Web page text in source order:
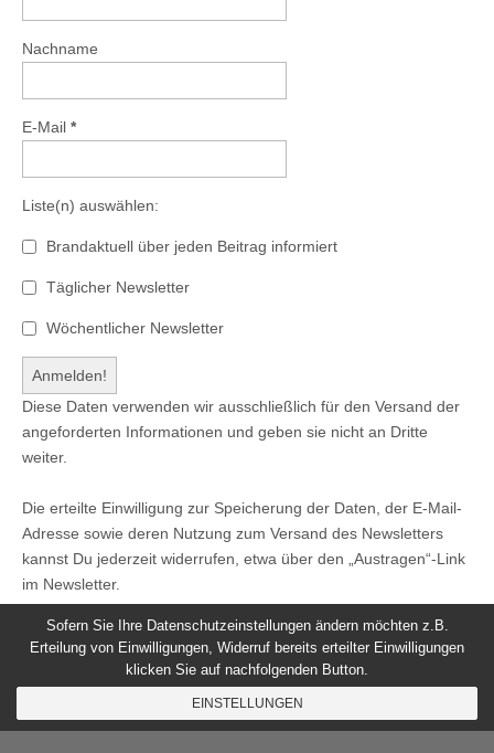
Nachname
E-Mail *
Liste(n) auswählen:
Brandaktuell über jeden Beitrag informiert
Täglicher Newsletter
Wöchentlicher Newsletter
Diese Daten verwenden wir ausschließlich für den Versand der
angeforderten Informationen und geben sie nicht an Dritte
weiter.
Die erteilte Einwilligung zur Speicherung der Daten, der E-Mail-
Adresse sowie deren Nutzung zum Versand des Newsletters
kannst Du jederzeit widerrufen, etwa über den „Austragen“-Link
im Newsletter.
Sofern Sie Ihre Datenschutzeinstellungen ändern möchten z.B.
Erteilung von Einwilligungen, Widerruf bereits erteilter Einwilligungen
klicken Sie auf nachfolgenden Button.
EINSTELLUNGEN